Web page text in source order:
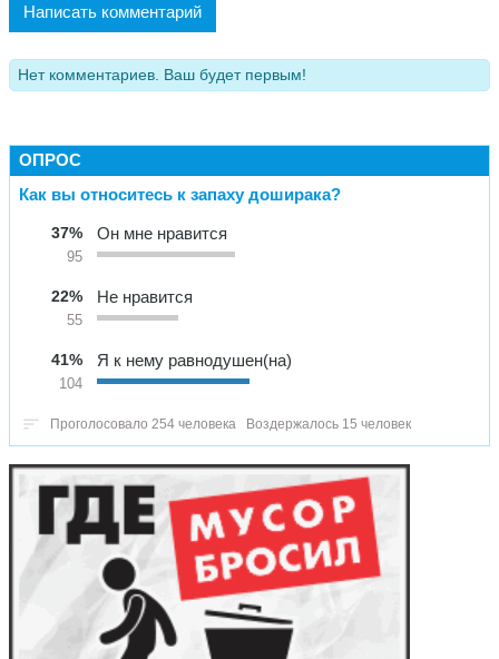
Написать комментарий
Нет комментариев. Ваш будет первым!
ОПРОС
Как вы относитесь к запаху доширака?
37%
95
Он мне нравится
22%
55
Не нравится
41%
104
Я к нему равнодушен(на)
Проголосовало 254 человека Воздержалось 15 человек